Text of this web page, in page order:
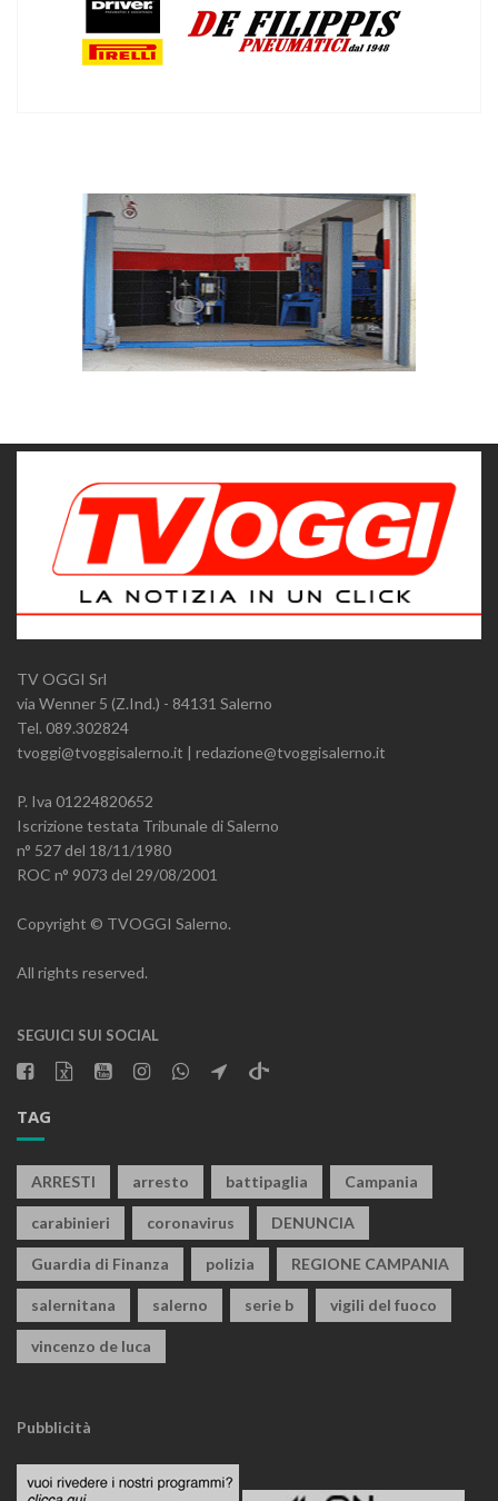
TV OGGI Srl
via Wenner 5 (Z.Ind.) - 84131 Salerno
Tel. 089.302824
tvoggi@tvoggisalerno.it | redazione@tvoggisalerno.it
P. Iva 01224820652
Iscrizione testata Tribunale di Salerno
n° 527 del 18/11/1980
ROC n° 9073 del 29/08/2001
Copyright © TVOGGI Salerno.
All rights reserved.
SEGUICI SUI SOCIAL
TAG
ARRESTI arresto battipaglia Campania
carabinieri coronavirus DENUNCIA
Guardia di Finanza polizia REGIONE CAMPANIA
salernitana salerno serie b vigili del fuoco
vincenzo de luca
Pubblicità